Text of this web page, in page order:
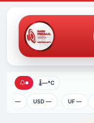
🌡—°C
UF — USD — UF —